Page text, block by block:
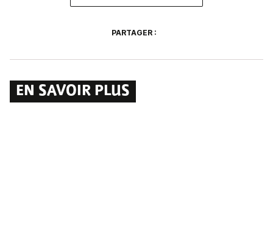
PARTAGER :
EN SAVOIR PLUS